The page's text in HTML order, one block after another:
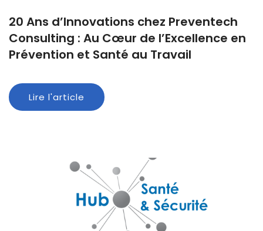
20 Ans d’Innovations chez Preventech
Consulting : Au Cœur de l’Excellence en
Prévention et Santé au Travail
Lire l'article